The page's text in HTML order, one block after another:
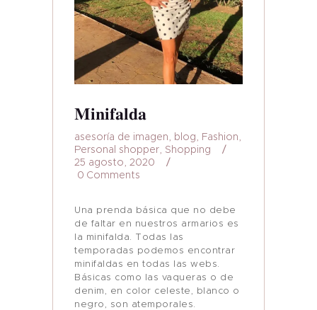
Minifalda
asesoría de imagen blog Fashion
Personal shopper
Shopping
25 agosto, 2020
0 Comments
Una prenda básica que no debe
de faltar en nuestros armarios es
la minifalda. Todas las
temporadas podemos encontrar
minifaldas en todas las webs.
Básicas como las vaqueras o de
denim, en color celeste, blanco o
negro, son atemporales.